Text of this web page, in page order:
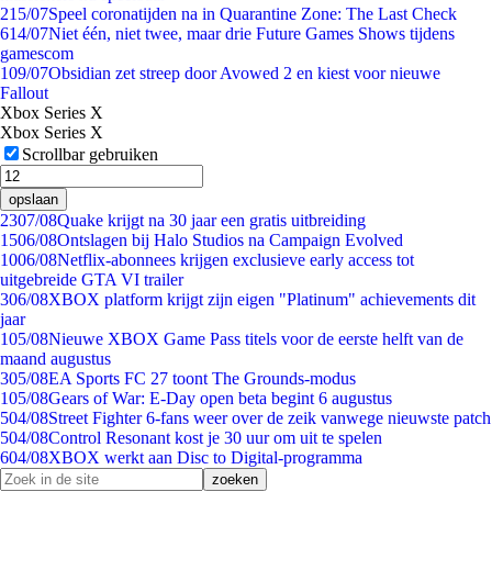
215/07Speel coronatijden na in Quarantine Zone: The Last Check
614/07Niet één, niet twee, maar drie Future Games Shows tijdens
gamescom
109/07Obsidian zet streep door Avowed 2 en kiest voor nieuwe
Fallout
Xbox Series X
Xbox Series X
Scrollbar gebruiken
opslaan
2307/08Quake krijgt na 30 jaar een gratis uitbreiding
1506/08Ontslagen bij Halo Studios na Campaign Evolved
1006/08Netflix-abonnees krijgen exclusieve early access tot
uitgebreide GTA VI trailer
306/08XBOX platform krijgt zijn eigen "Platinum" achievements dit
jaar
105/08Nieuwe XBOX Game Pass titels voor de eerste helft van de
maand augustus
305/08EA Sports FC 27 toont The Grounds-modus
105/08Gears of War: E-Day open beta begint 6 augustus
504/08Street Fighter 6-fans weer over de zeik vanwege nieuwste patch
504/08Control Resonant kost je 30 uur om uit te spelen
604/08XBOX werkt aan Disc to Digital-programma